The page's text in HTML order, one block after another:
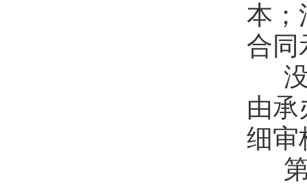
本；
合同
由
细审